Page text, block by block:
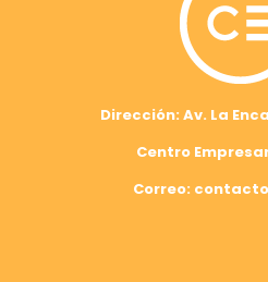
Dirección: Av. La
Centro Empresarial
Correo: